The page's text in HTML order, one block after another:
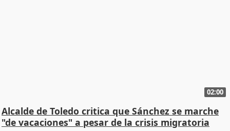
02:00
Alcalde de Toledo critica que Sánchez se marche
"de vacaciones" a pesar de la crisis migratoria